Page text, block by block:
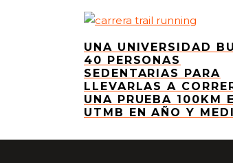
UNA UNIVERSIDAD
40 PERSONAS
SEDENTARIAS PARA
LLEVARLAS A
UNA PRUEBA 100KM
UTMB EN AÑO Y